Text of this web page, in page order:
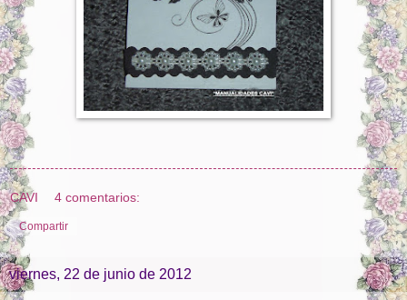
CAVI 4 comentarios:
Compartir
viernes, 22 de junio de 2012